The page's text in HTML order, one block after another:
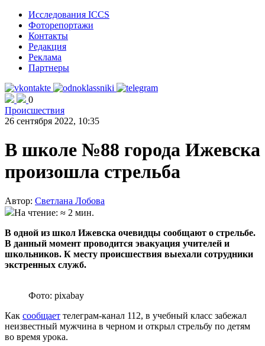
Исследования ICCS
Фоторепортажи
Контакты
Редакция
Реклама
Партнеры
0
Происшествия
26 сентября 2022, 10:35
В школе №88 города Ижевска
произошла стрельба
Автор: Светлана Лобова
На чтение: ≈ 2 мин.
В одной из школ Ижевска очевидцы сообщают о стрельбе.
В данный момент проводится эвакуация учителей и
школьников. К месту происшествия выехали сотрудники
экстренных служб.
Фото: pixabay
Как сообщает телеграм-канал 112, в учебный класс забежал
неизвестный мужчина в черном и открыл стрельбу по детям
во время урока.